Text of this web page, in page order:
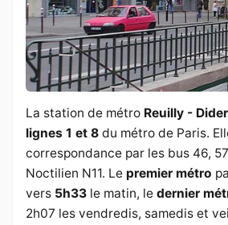
La station de métro Reuilly -
lignes 1 et 8 du métro de Paris.
correspondance par les bus 46,
Noctilien N11. Le premier métro
vers 5h33 le matin, le dernier
2h07 les vendredis, samedis et